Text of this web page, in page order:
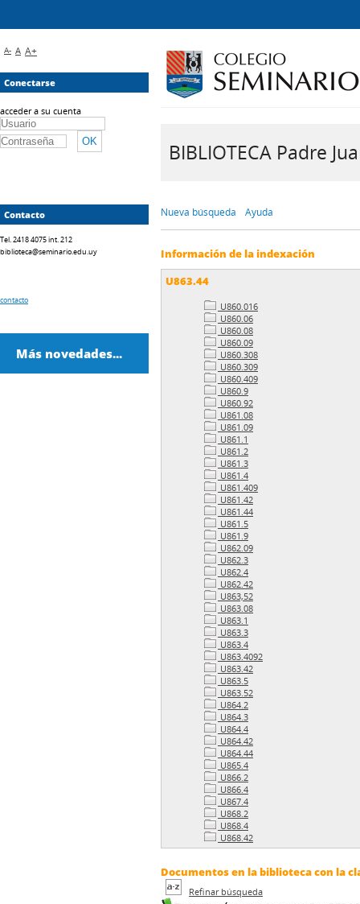
BIBLIOTECA Padre
Nueva búsqueda Ayuda
Información de la indexación
U863.44
U860.016
U860.06
U860.08
U860.09
U860.308
U860.309
U860.409
U860.9
U860.92
U861.08
U861.09
U861.1
U861.2
U861.3
U861.4
U861.409
U861.42
U861.44
U861.5
U861.9
U862.09
U862.3
U862.4
U862.42
U863,52
U863.08
U863.1
U863.3
U863.4
U863.4092
U863.42
U863.5
U863.52
U864.2
U864.3
U864.4
U864.42
U864.44
U865.4
U866.2
U866.4
U867.4
U868.2
U868.4
U868.42
Documentos en la biblioteca con la
Refinar búsqueda
A- A A+
Conectarse
acceder a su cuenta
Contacto
Tel. 2418 4075 int. 212
biblioteca@seminario.edu.uy
contacto
Más novedades...